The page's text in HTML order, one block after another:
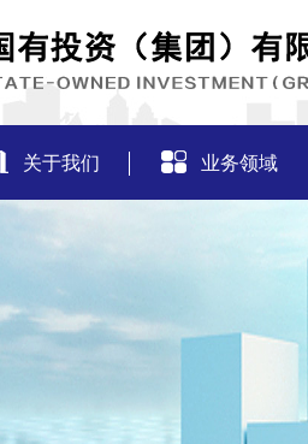
关于我们 业务领域